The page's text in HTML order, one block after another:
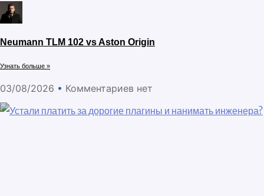
Neumann TLM 102 vs Aston Origin
Узнать больше »
03/08/2026 Комментариев нет